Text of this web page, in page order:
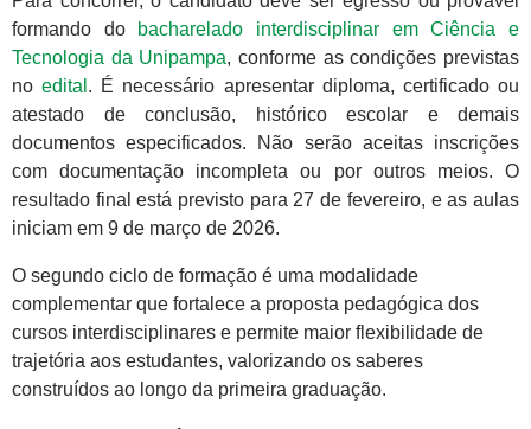
formando do bacharelado interdisciplinar em Ciência e
Tecnologia da Unipampa, conforme as condições previstas
noedital . É necessário apresentar diploma, certificado ou
atestado de conclusão, histórico escolar e demais
documentos especificados. Não serão aceitas inscrições
com documentação incompleta ou por outros meios. O
resultado final está previsto para 27 de fevereiro, e as aulas
iniciam em 9 de março de 2026.
O segundo ciclo de formação é uma modalidade
complementar que fortalece a proposta pedagógica dos
cursos interdisciplinares e permite maior flexibilidade de
trajetória aos estudantes, valorizando os saberes
construídos ao longo da primeira graduação.